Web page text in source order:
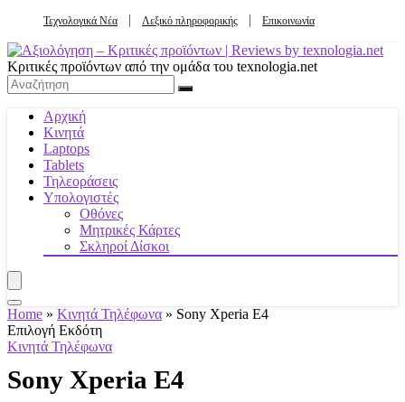
Τεχνολογικά Νέα Λεξικό πληροφορικής Επικοινωνία
Κριτικές προϊόντων από την ομάδα του texnologia.net
Αρχική
Κινητά
Laptops
Tablets
Τηλεοράσεις
Υπολογιστές
Οθόνες
Μητρικές Κάρτες
Σκληροί Δίσκοι
Home » Κινητά Τηλέφωνα » Sony Xperia E4
Επιλογή Εκδότη
Κινητά Τηλέφωνα
Sony Xperia E4